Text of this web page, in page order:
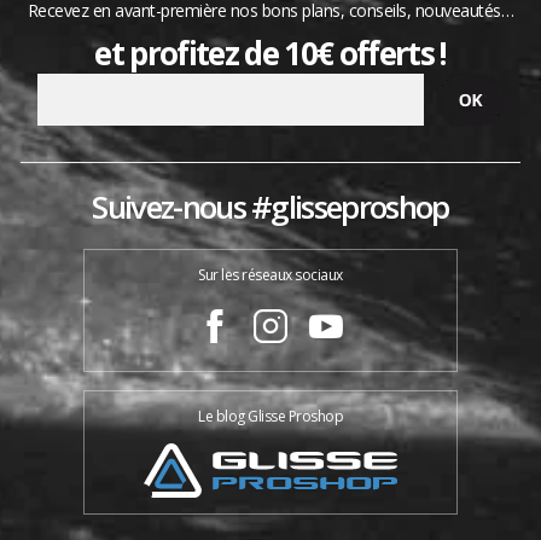
Recevez en avant-première nos bons plans, conseils, nouveautés…
et profitez de 10€ offerts !
Suivez-nous #glisseproshop
Sur les réseaux sociaux
Le blog Glisse Proshop